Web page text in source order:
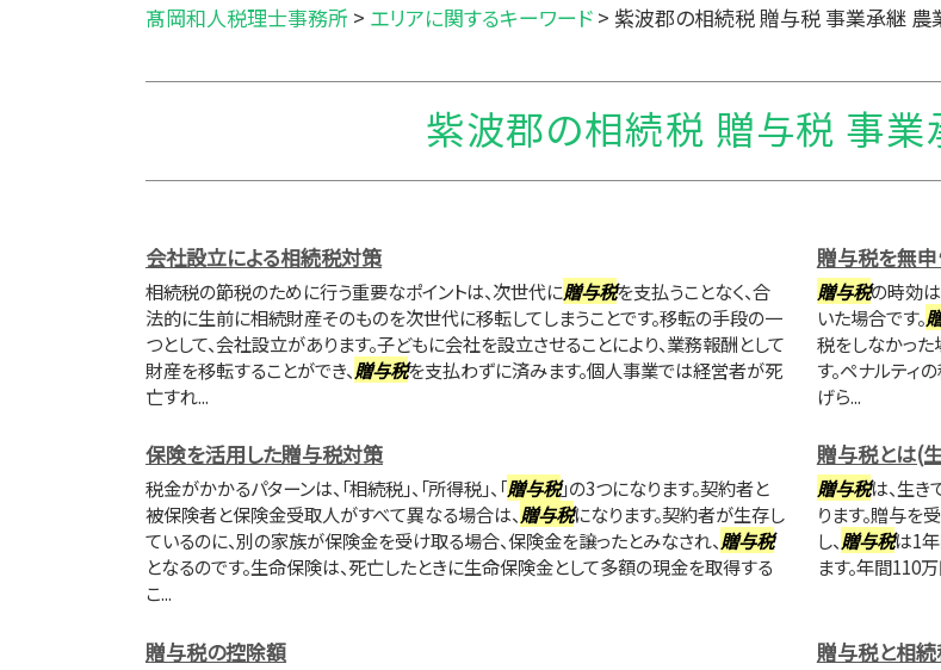
髙岡和人税理士事務所 > エリアに関するキーワード > 紫波郡の相続税 贈与税 事業承継 農
紫波郡の相続税 贈与税 事業
会社設立による相続税対策
相続税の節税のために行う重要なポイントは、次世代に贈与税を支払うことなく、合
法的に生前に相続財産そのものを次世代に移転してしまうことです。移転の手段の一
つとして、会社設立があります。子どもに会社を設立させることにより、業務報酬として
財産を移転することができ、贈与税を支払わずに済みます。個人事業では経営者が死
亡すれ...
贈与税を無
贈与税の時効は
いた場合です。
税をしなかった
す。ペナルティ
げら...
保険を活用した贈与税対策
税金がかかるパターンは、「相続税」、「所得税」、「贈与税」の3つになります。契約者と
被保険者と保険金受取人がすべて異なる場合は、贈与税になります。契約者が生存し
ているのに、別の家族が保険金を受け取る場合、保険金を譲ったとみなされ、贈与税
となるのです。生命保険は、死亡したときに生命保険金として多額の現金を取得する
こ...
贈与税とは(
贈与税は、生き
ります。贈与を
し、贈与税は1
ます。年間110
贈与税の控除額 贈与税と相